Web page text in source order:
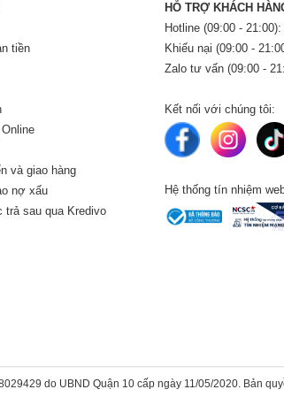
tiền
và giao hàng
nợ xấu
sau qua Kredivo
HỖ TRỢ KHÁCH
Hotline (09:00 - 21:00):
Khiếu nại (09:00 -
Zalo tư vấn (09:00 -
Kết nối với chúng tôi:
Hệ thống tín nhiệm
do UBND Quận 10 cấp ngày 11/05/2020. Bản